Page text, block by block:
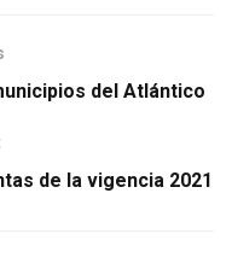
del Atlántico
de la vigencia 2021